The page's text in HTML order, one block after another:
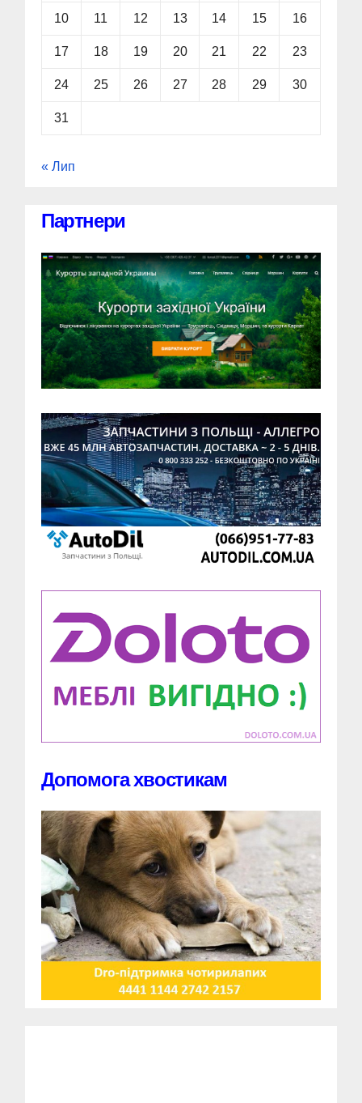
10 11 12 13 14 15 16
17 18 19 20 21 22 23
24 25 26 27 28 29 30
31
« Лип
Партнери
Допомога хвостикам